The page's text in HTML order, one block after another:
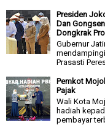
Presiden
Dan
Dongkrak
Gubernur
Prasasti
Pemkot
Pajak
Wali Kota
hadiah
pembayar